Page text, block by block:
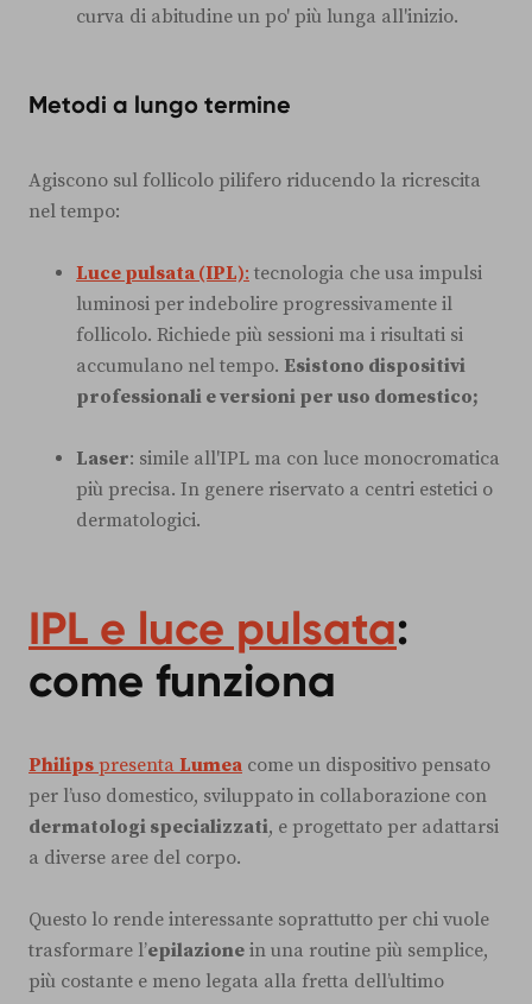
curva di abitudine un po' più lunga all'inizio.
Metodi a lungo termine
Agiscono sul follicolo pilifero riducendo la ricrescita
nel tempo:
Luce pulsata (IPL): tecnologia che usa impulsi
luminosi per indebolire progressivamente il
follicolo. Richiede più sessioni ma i risultati si
accumulano nel tempo. Esistono dispositivi
professionali e versioni per uso domestico;
Laser: simile all'IPL ma con luce monocromatica
più precisa. In genere riservato a centri estetici o
dermatologici.
IPL e luce pulsata:
come funziona
Philips presenta Lumea come un dispositivo pensato
per l’uso domestico, sviluppato in collaborazione con
dermatologi specializzati, e progettato per adattarsi
a diverse aree del corpo.
Questo lo rende interessante soprattutto per chi vuole
trasformare l’epilazione in una routine più semplice,
più costante e meno legata alla fretta dell’ultimo